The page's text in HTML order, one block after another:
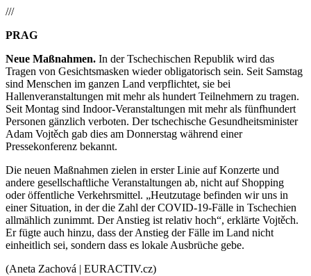
///
PRAG
Neue Maßnahmen. In der Tschechischen Republik wird das
Tragen von Gesichtsmasken wieder obligatorisch sein. Seit Samstag
sind Menschen im ganzen Land verpflichtet, sie bei
Hallenveranstaltungen mit mehr als hundert Teilnehmern zu tragen.
Seit Montag sind Indoor-Veranstaltungen mit mehr als fünfhundert
Personen gänzlich verboten. Der tschechische Gesundheitsminister
Adam Vojtěch gab dies am Donnerstag während einer
Pressekonferenz bekannt.
Die neuen Maßnahmen zielen in erster Linie auf Konzerte und
andere gesellschaftliche Veranstaltungen ab, nicht auf Shopping
oder öffentliche Verkehrsmittel. „Heutzutage befinden wir uns in
einer Situation, in der die Zahl der COVID-19-Fälle in Tschechien
allmählich zunimmt. Der Anstieg ist relativ hoch“, erklärte Vojtěch.
Er fügte auch hinzu, dass der Anstieg der Fälle im Land nicht
einheitlich sei, sondern dass es lokale Ausbrüche gebe.
(Aneta Zachová | EURACTIV.cz)